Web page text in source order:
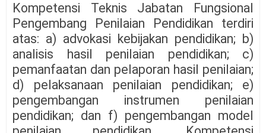
Kompetensi Teknis Jabatan Fungsional
Pengembang Penilaian Pendidikan terdiri
atas: a) advokasi kebijakan pendidikan; b)
analisis hasil penilaian pendidikan; c)
pemanfaatan dan pelaporan hasil penilaian;
d) pelaksanaan penilaian pendidikan; e)
pengembangan instrumen penilaian
pendidikan; dan f) pengembangan model